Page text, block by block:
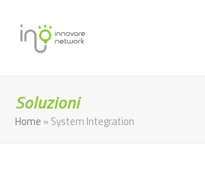
Soluzioni
Home »System Integration